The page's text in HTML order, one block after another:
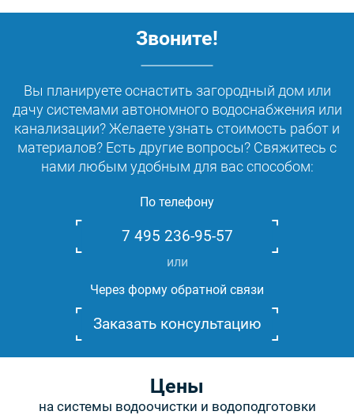
Звоните!
Вы планируете оснастить загородный дом или
дачу системами автономного водоснабжения или
канализации? Желаете узнать стоимость работ и
материалов? Есть другие вопросы? Свяжитесь с
нами любым удобным для вас способом:
По телефону
7 495 236-95-57
или
Через форму обратной связи
Заказать консультацию
Цены
на системы водоочистки и водоподготовки